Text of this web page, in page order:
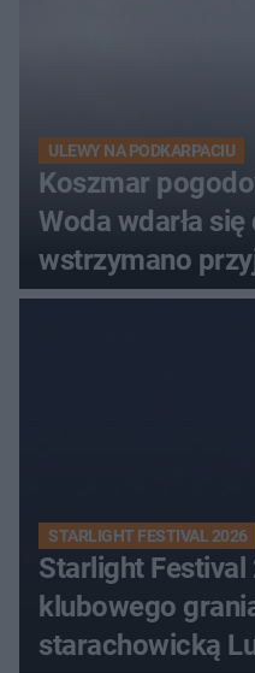
ULEWY NA PODKARPACIU
Koszmar
Woda wdarła
wstrzymano
STARLIGHT FESTIVAL 2026
Starlight
klubowego
starachowicką